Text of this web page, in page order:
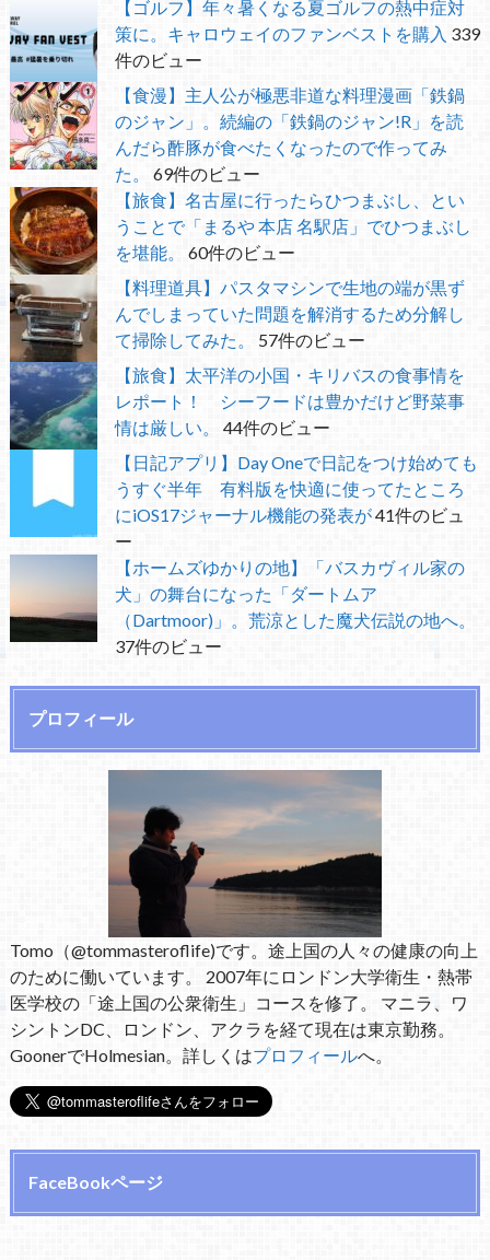
【ゴルフ】年々暑くなる夏ゴルフの熱中症対
策に。キャロウェイのファンベストを購入 339
件のビュー
【食漫】主人公が極悪非道な料理漫画「鉄鍋
のジャン」。続編の「鉄鍋のジャン!R」を読
んだら酢豚が食べたくなったので作ってみ
た。
69件のビュー
【旅食】名古屋に行ったらひつまぶし、とい
うことで「まるや 本店 名駅店」でひつまぶし
を堪能。
60件のビュー
【料理道具】パスタマシンで生地の端が黒ず
んでしまっていた問題を解消するため分解し
て掃除してみた。
57件のビュー
【旅食】太平洋の小国・キリバスの食事情を
レポート！ シーフードは豊かだけど野菜事
情は厳しい。
44件のビュー
【日記アプリ】Day Oneで日記をつけ始めても
うすぐ半年 有料版を快適に使ってたところ
にiOS17ジャーナル機能の発表が41件のビュ
ー
【ホームズゆかりの地】「バスカヴィル家の
犬」の舞台になった「ダートムア
（Dartmoor)」。荒涼とした魔犬伝説の地へ。
37件のビュー
プロフィール
Tomo（@tommasteroflife)です。途上国の人々の健康の向上
のために働いています。 2007年にロンドン大学衛生・熱帯
医学校の「途上国の公衆衛生」コースを修了。 マニラ、ワ
シントンDC、ロンドン、アクラを経て現在は東京勤務。
GoonerでHolmesian。詳しくはプロフィールへ。
FaceBookページ